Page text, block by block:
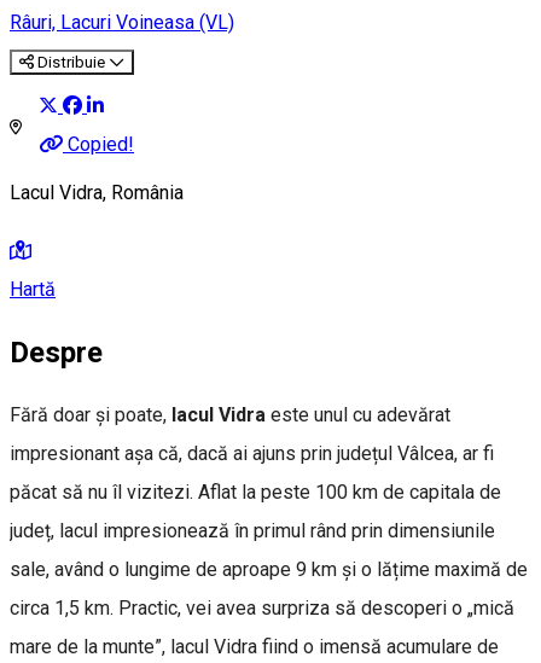
Râuri, Lacuri Voineasa (VL)
Distribuie
Copied!
Lacul Vidra, România
Hartă
Despre
Fără doar și poate, lacul Vidra este unul cu adevărat
impresionant așa că, dacă ai ajuns prin județul Vâlcea, ar fi
păcat să nu îl vizitezi. Aflat la peste 100 km de capitala de
județ, lacul impresionează în primul rând prin dimensiunile
sale, având o lungime de aproape 9 km și o lățime maximă de
circa 1,5 km. Practic, vei avea surpriza să descoperi o „mică
mare de la munte”, lacul Vidra fiind o imensă acumulare de